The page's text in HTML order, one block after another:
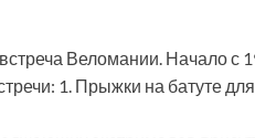
Веломании. Начало с
1. Прыжки на батуте